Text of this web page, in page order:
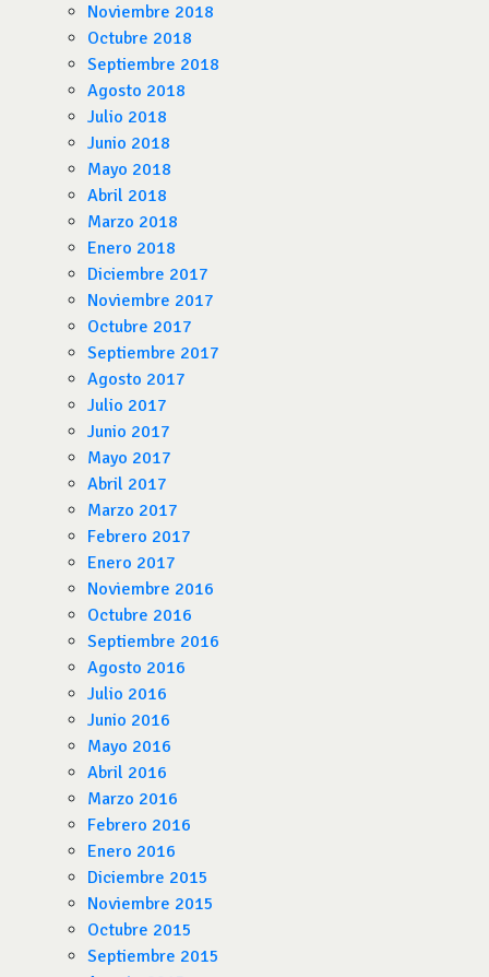
Noviembre 2018
Octubre 2018
Septiembre 2018
Agosto 2018
Julio 2018
Junio 2018
Mayo 2018
Abril 2018
Marzo 2018
Enero 2018
Diciembre 2017
Noviembre 2017
Octubre 2017
Septiembre 2017
Agosto 2017
Julio 2017
Junio 2017
Mayo 2017
Abril 2017
Marzo 2017
Febrero 2017
Enero 2017
Noviembre 2016
Octubre 2016
Septiembre 2016
Agosto 2016
Julio 2016
Junio 2016
Mayo 2016
Abril 2016
Marzo 2016
Febrero 2016
Enero 2016
Diciembre 2015
Noviembre 2015
Octubre 2015
Septiembre 2015